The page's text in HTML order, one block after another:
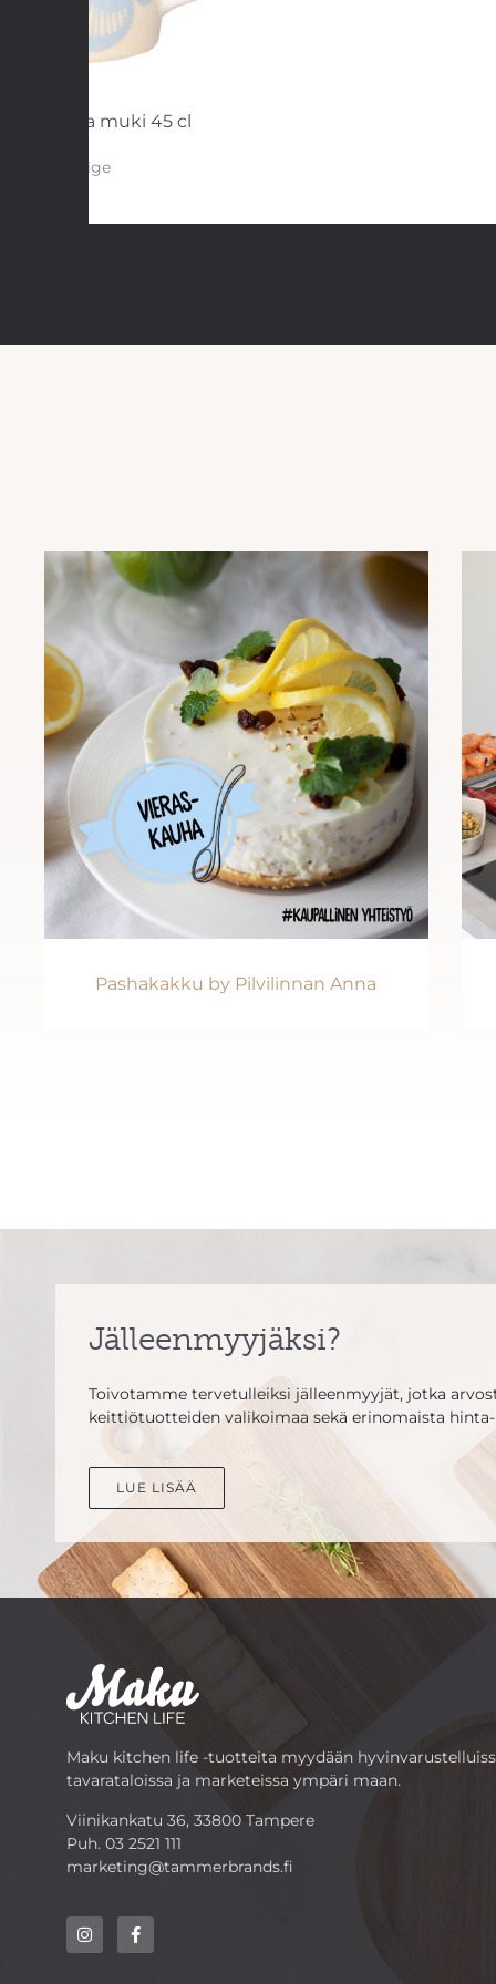
Patula muki 45 cl
beige
Pashakakku by Pilvilinnan Anna
Jälleenmyyjäksi?
Toivotamme tervetulleiksi jälleenmyyjät, jotka
keittiötuotteiden valikoimaa sekä erinomaista
LUE LISÄÄ
Maku kitchen life -tuotteita myydään
tavarataloissa ja marketeissa ympäri maan.
Viinikankatu 36, 33800 Tampere
Puh. 03 2521 111
marketing@tammerbrands.fi